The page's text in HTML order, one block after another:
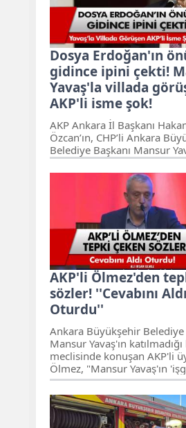
Dosya Erdoğan'ın
gidince ipini çekti!
Yavaş'la villada
AKP'li isme şok!
AKP Ankara İl Başkanı
Özcan’ın, CHP’li Ankara
Belediye Başkanı Mansur
villada buluşması, AKP'deki
planlarını değiştirdi.
Erdoğan'ın önüne gelen
ardından AKP il yönetiminin
yenilenmesi bekleniyor.
AKP'li Ölmez'den
sözler! ''Cevabını Aldı
Oturdu''
Ankara Büyükşehir Belediye
Mansur Yavaş'ın
meclisinde konuşan AKP'li
Ölmez, "Mansur Yavaş'ın
koltukta ben 10 yıl
tepkiler yağdı.